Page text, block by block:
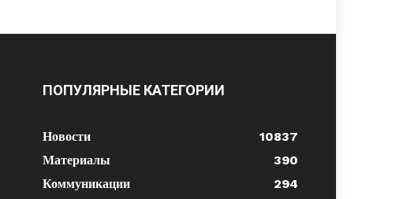
ПОПУЛЯРНЫЕ КАТЕГОРИИ
Новости
10837
Материалы
390
Коммуникации
294